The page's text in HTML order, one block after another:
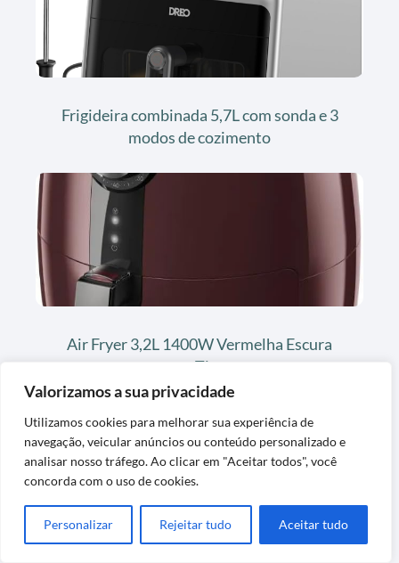
Valorizamos a sua privacidade
Utilizamos cookies para melhorar sua experiência de
navegação, veicular anúncios ou conteúdo personalizado e
analisar nosso tráfego. Ao clicar em "Aceitar todos", você
concorda com o uso de cookies.
Personalizar Rejeitar tudo Aceitar tudo
Frigideira combinada 5,7L com sonda e 3
modos de cozimento
Air Fryer 3,2L 1400W Vermelha Escura
com Timer